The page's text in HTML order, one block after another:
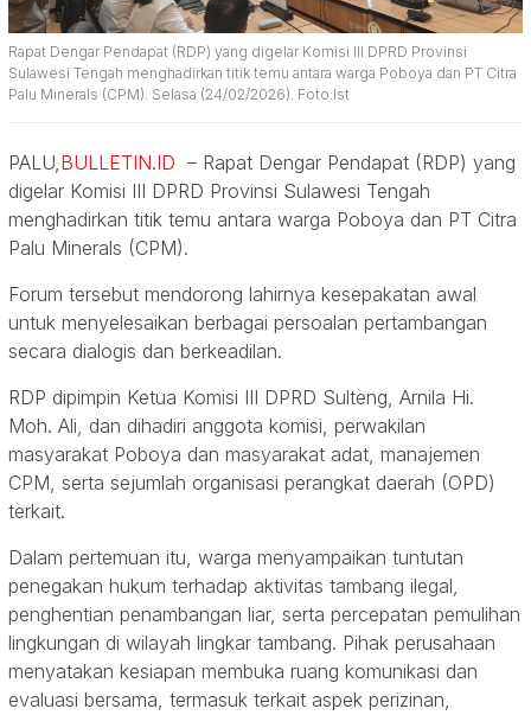
Rapat Dengar Pendapat (RDP) yang digelar Komisi III DPRD Provinsi
Sulawesi Tengah menghadirkan titik temu antara warga Poboya dan PT Citra
Palu Minerals (CPM). Selasa (24/02/2026). Foto:Ist
PALU,BULLETIN.ID – Rapat Dengar Pendapat (RDP) yang
digelar Komisi III DPRD Provinsi Sulawesi Tengah
menghadirkan titik temu antara warga Poboya dan PT Citra
Palu Minerals (CPM).
Forum tersebut mendorong lahirnya kesepakatan awal
untuk menyelesaikan berbagai persoalan pertambangan
secara dialogis dan berkeadilan.
RDP dipimpin Ketua Komisi III DPRD Sulteng, Arnila Hi.
Moh. Ali, dan dihadiri anggota komisi, perwakilan
masyarakat Poboya dan masyarakat adat, manajemen
CPM, serta sejumlah organisasi perangkat daerah (OPD)
terkait.
Dalam pertemuan itu, warga menyampaikan tuntutan
penegakan hukum terhadap aktivitas tambang ilegal,
penghentian penambangan liar, serta percepatan pemulihan
lingkungan di wilayah lingkar tambang. Pihak perusahaan
menyatakan kesiapan membuka ruang komunikasi dan
evaluasi bersama, termasuk terkait aspek perizinan,